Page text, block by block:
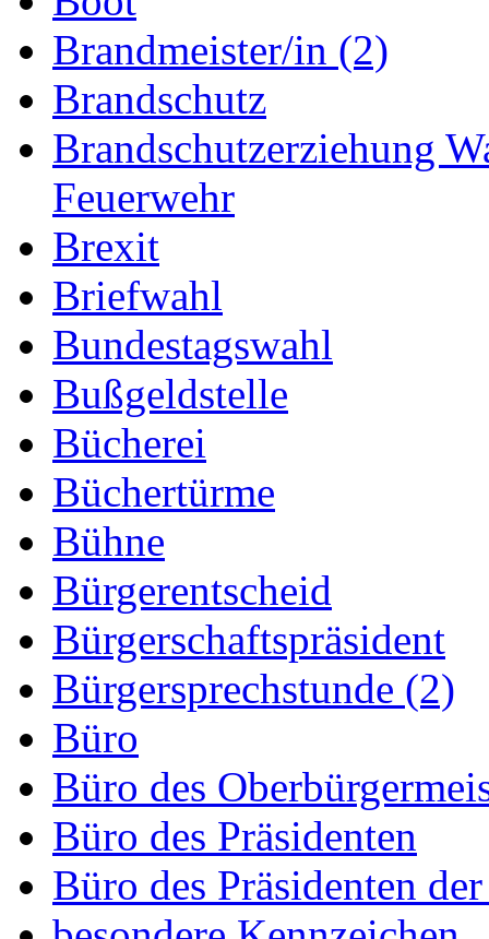
Brandmeister/in (2)
Brandschutz
Brandschutzerziehung
Feuerwehr
Brexit
Briefwahl
Bundestagswahl
Bußgeldstelle
Bücherei
Büchertürme
Bühne
Bürgerentscheid
Bürgerschaftspräsident
Bürgersprechstunde (2)
Büro
Büro des
Büro des Präsidenten
Büro des Präsidenten